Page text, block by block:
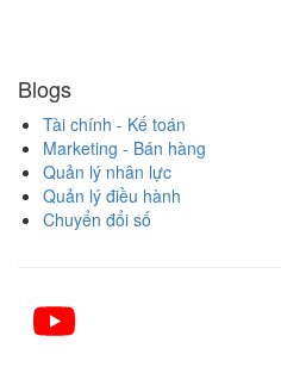
Blogs
Tài chính - Kế toán
Marketing - Bán hàng
Quản lý nhân lực
Quản lý điều hành
Chuyển đổi số